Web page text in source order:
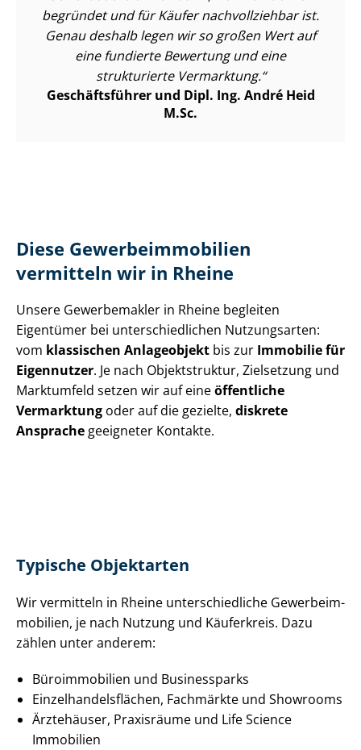
begründet und für Käufer nachvollziehbar ist.
Genau deshalb legen wir so großen Wert auf
eine fundierte Bewertung und eine
strukturierte Vermarktung.
Geschäftsführer und Dipl. Ing. André Heid
M.Sc.
Diese Ge­wer­be­im­mo­bi­li­en
vermitteln wir in Rheine
Unsere Gewerbemakler in Rheine begleiten
Eigentümer bei un­ter­schied­li­chen Nutzungsarten:
vom klassischen Anlageobjekt bis zur Immobilie für
Eigennutzer. Je nach Objektstruktur, Zielsetzung und
Marktumfeld setzen wir auf eineöffentliche
Vermarktung oder auf die gezielte, diskrete
Ansprachegeeigneter Kontakte.
Typische Objektarten
Wir vermitteln in Rheine un­ter­schied­li­che Ge­wer­be­im­
mo­bi­li­en, je nach Nutzung und Käuferkreis. Dazu
zählen unter anderem:
Büroimmobilien und Businessparks
Ein­zel­han­dels­flä­chen, Fachmärkte und Showrooms
Ärztehäuser, Praxisräume und Life Science
Immobilien